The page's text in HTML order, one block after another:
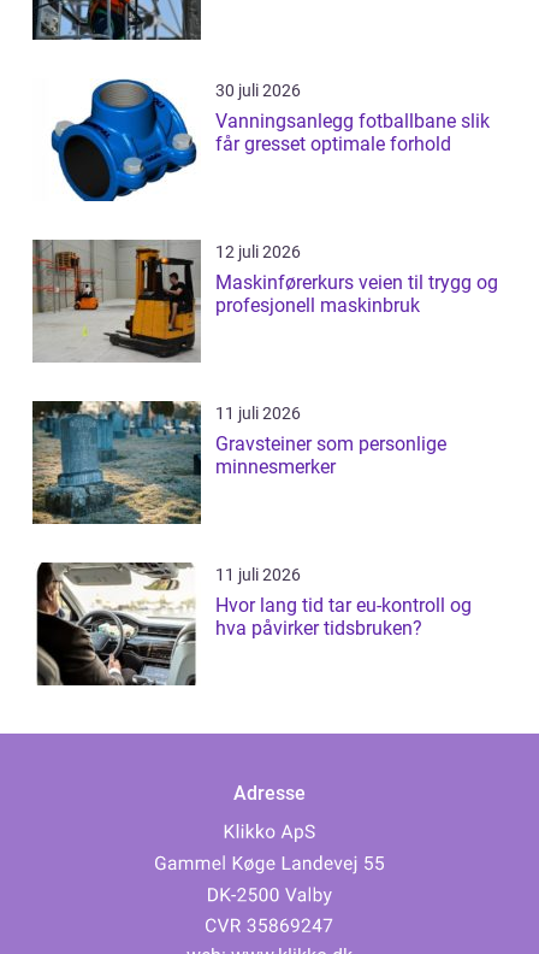
30 juli 2026
Vanningsanlegg fotballbane slik
får gresset optimale forhold
12 juli 2026
Maskinførerkurs veien til trygg og
profesjonell maskinbruk
11 juli 2026
Gravsteiner som personlige
minnesmerker
11 juli 2026
Hvor lang tid tar eu-kontroll og
hva påvirker tidsbruken?
Adresse